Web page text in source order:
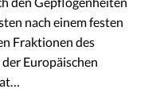
nach einem festen
Fraktionen des
Europäischen